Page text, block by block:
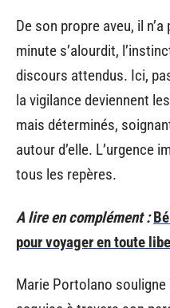
De son propre aveu, il
minute s’alourdit,
discours attendus. Ici,
la vigilance deviennent
mais déterminés,
autour d’elle. L’urgence
tous les repères.
A lire en complément :
pour voyager en toute
Marie Portolano souligne